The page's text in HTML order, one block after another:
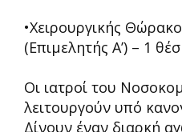
•Χειρουργικής
(Επιμελητής Α’) – 1
Οι ιατροί του
λειτουργούν υπό
Δίνουν έναν διαρκή